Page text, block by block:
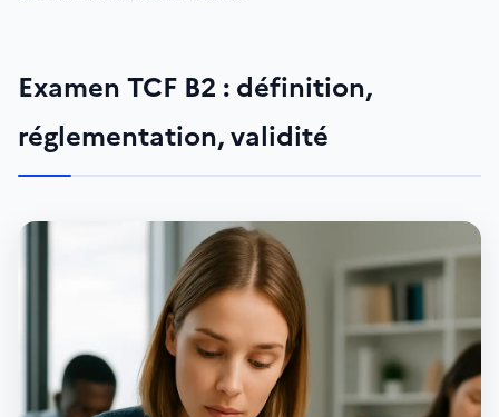
Examen TCF B2 : définition,
réglementation, validité